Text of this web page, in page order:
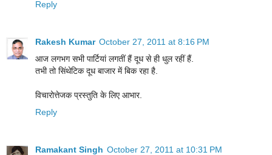
Reply
Rakesh Kumar October 27, 2011 at 8:16 PM
आज लगभग सभी पार्टियां लगतीं हैं दूध से ही धुल रहीं हैं.
तभी तो सिंथेटिक दूध बाजार में बिक रहा है.
विचारोत्तेजक प्रस्तुति के लिए आभार.
Reply
Ramakant Singh October 27, 2011 at 10:31 PM